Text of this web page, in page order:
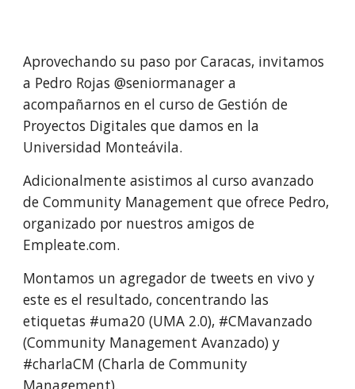
Aprovechando su paso por Caracas, invitamos
a Pedro Rojas @seniormanager a
acompañarnos en el curso de Gestión de
Proyectos Digitales que damos en la
Universidad Monteávila.
Adicionalmente asistimos al curso avanzado
de Community Management que ofrece Pedro,
organizado por nuestros amigos de
Empleate.com.
Montamos un agregador de tweets en vivo y
este es el resultado, concentrando las
etiquetas #uma20 (UMA 2.0), #CMavanzado
(Community Management Avanzado) y
#charlaCM (Charla de Community
Management).